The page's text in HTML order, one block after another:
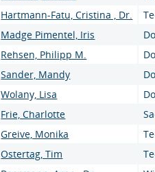
Hartmann-Fatu, Cristina , Dr.
Madge Pimentel, Iris
Rehsen, Philipp M.
Sander, Mandy
Wolany, Lisa
Frie, Charlotte
Greive, Monika
Ostertag, Tim